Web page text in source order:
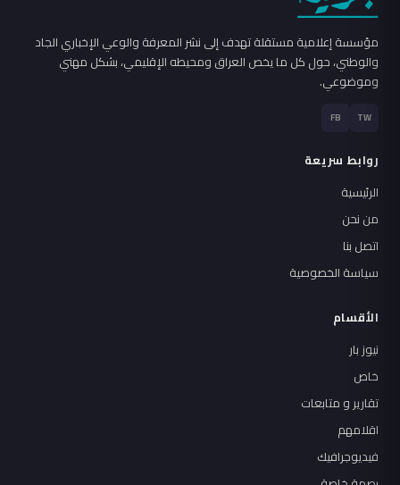
مؤسسة إعلامية مستقلة تهدف إلى نشر المعرفة والوعي الإخباري الجاد
والوطني، حول كل ما يخص العراق ومحيطه الإقليمي، بشكل مهني
وموضوعي.
TW
FB
روابط سريعة
الرئيسية
من نحن
اتصل بنا
سياسة الخصوصية
الأقسام
نيوز بار
خاص
تقارير و متابعات
اقلامهم
فيديوجرافيك